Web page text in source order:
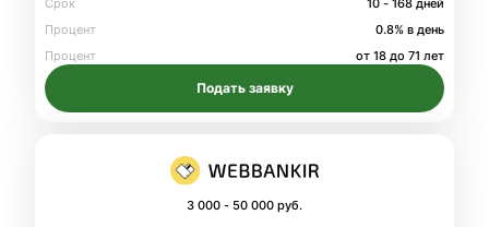
Срок
10 - 168 дней
Процент
0.8% в день
Процент
от 18 до 71 лет
Подать заявку
3 000 - 50 000 руб.